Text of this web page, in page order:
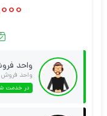
واحد
واحد فروش
در خدمت